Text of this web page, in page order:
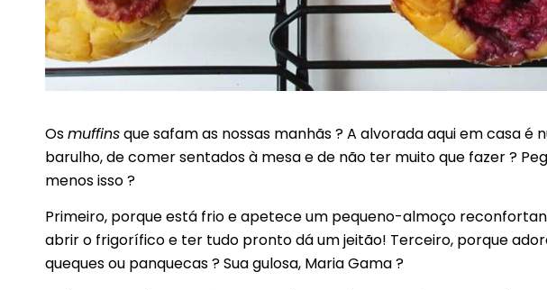
Osmuffinsque safam as nossas manhãs ? A alvorada aqui em casa
barulho, de comer sentados à mesa e de não ter muito que fazer ?
menos isso ?
Primeiro, porque está frio e apetece um pequeno-almoço
abrir o frigorífico e ter tudo pronto dá um jeitão! Terceiro, porque
queques ou panquecas ? Sua gulosa, Maria Gama ?